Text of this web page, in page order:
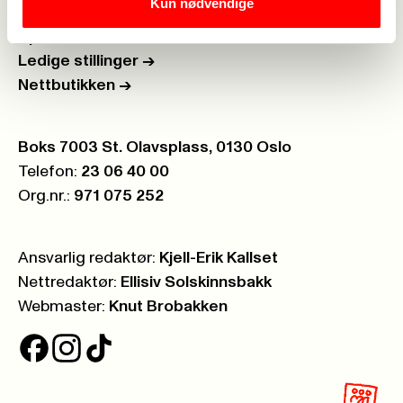
Kun nødvendige
Ledige stillinger ->
Nettbutikken ->
Postboks:
Boks 7003 St. Olavsplass, 0130 Oslo
Telefon: 23 06 40 00
Org.nr.: 971 075 252
Ansvarlig redaktør: Kjell-Erik Kallset
Nettredaktør: Ellisiv Solskinnsbakk
Webmaster: Knut Brobakken